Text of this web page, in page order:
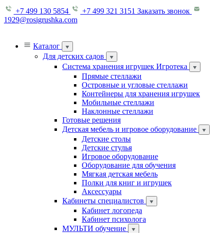
+7 499 130 5854 +7 499 321 3151 Заказать звонок
1929@rosigrushka.com
Каталог
Для детских садов
Система хранения игрушек Игротека
Прямые стеллажи
Островные и угловые стеллажи
Контейнеры для хранения игрушек
Мобильные стеллажи
Наклонные стеллажи
Готовые решения
Детская мебель и игровое оборудование
Детские столы
Детские стулья
Игровое оборудование
Оборудование для обучения
Мягкая детская мебель
Полки для книг и игрушек
Аксессуары
Кабинеты специалистов
Кабинет логопеда
Кабинет психолога
МУЛЬТИ обучение